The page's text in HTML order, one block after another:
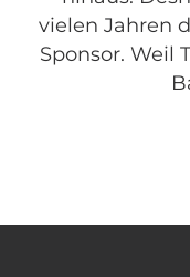
vielen Jahren
Sponsor. Weil